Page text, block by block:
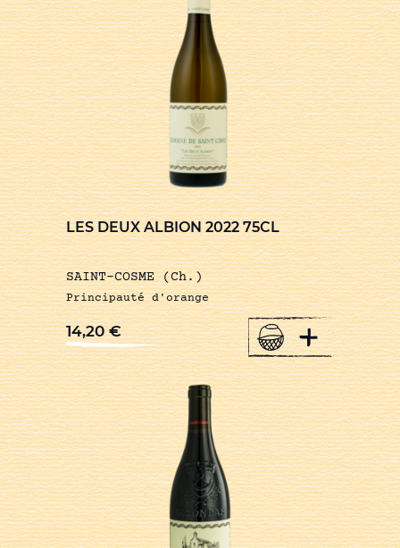
LES DEUX ALBION 2022 75CL
SAINT-COSME (Ch.)
Principauté d'orange
14,20€ +